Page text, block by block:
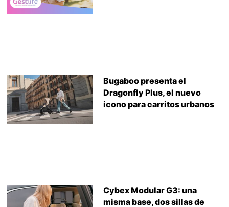
Bugaboo presenta el
Dragonfly Plus, el nuevo
icono para carritos urbanos
Cybex Modular G3: una
misma base, dos sillas de